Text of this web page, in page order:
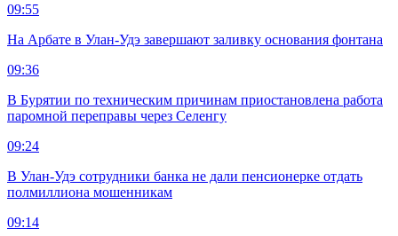
09:55
На Арбате в Улан-Удэ завершают заливку основания фонтана
09:36
В Бурятии по техническим причинам приостановлена работа
паромной переправы через Селенгу
09:24
В Улан-Удэ сотрудники банка не дали пенсионерке отдать
полмиллиона мошенникам
09:14